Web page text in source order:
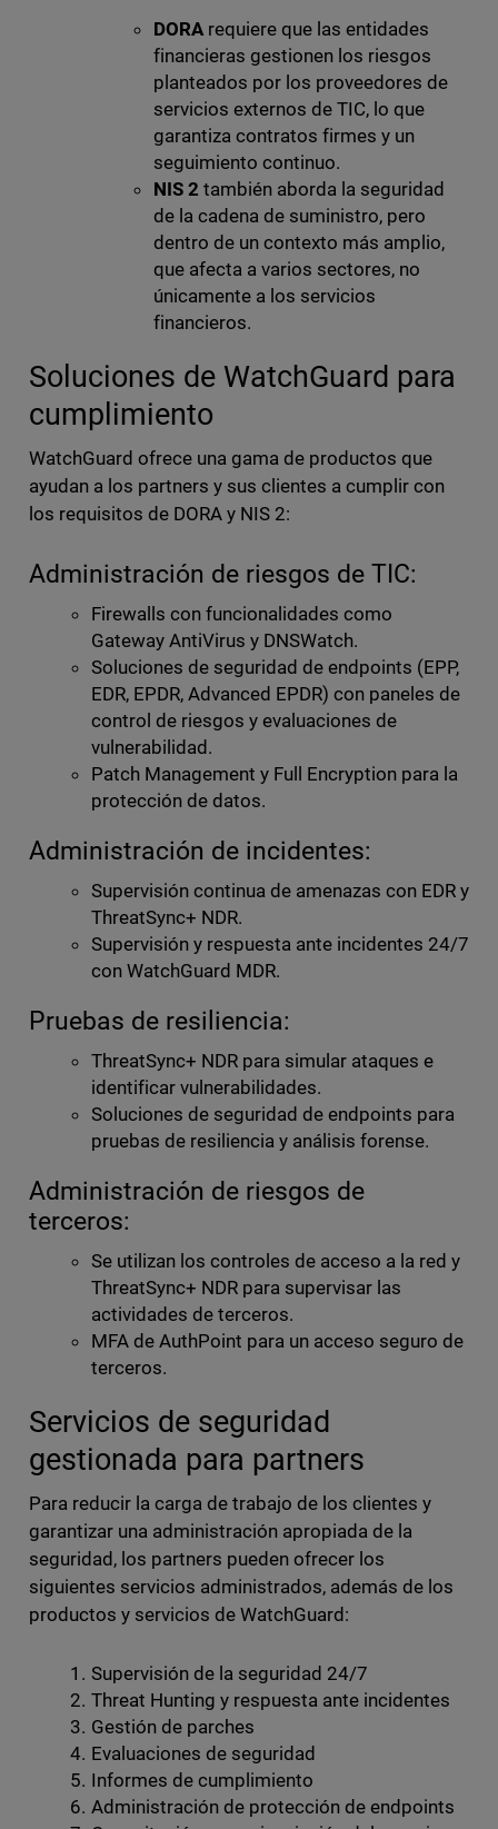
DORArequiere que las entidades
financieras gestionen los riesgos
planteados por los proveedores de
servicios externos de TIC, lo que
garantiza contratos firmes y un
seguimiento continuo.
NIS 2 también aborda la seguridad
de la cadena de suministro, pero
dentro de un contexto más amplio,
que afecta a varios sectores, no
únicamente a los servicios
financieros.
Soluciones de WatchGuard para
cumplimiento
WatchGuard ofrece una gama de productos que
ayudan a los partners y sus clientes a cumplir con
los requisitos de DORA y NIS 2:
Administración de riesgos de TIC:
Firewalls con funcionalidades como
Gateway AntiVirus y DNSWatch.
Soluciones de seguridad de endpoints (EPP,
EDR, EPDR, Advanced EPDR) con paneles de
control de riesgos y evaluaciones de
vulnerabilidad.
Patch Management y Full Encryption para la
protección de datos.
Administración de incidentes:
Supervisión continua de amenazas con EDR y
ThreatSync+ NDR.
Supervisión y respuesta ante incidentes 24/7
con WatchGuard MDR.
Pruebas de resiliencia:
ThreatSync+ NDR para simular ataques e
identificar vulnerabilidades.
Soluciones de seguridad de endpoints para
pruebas de resiliencia y análisis forense.
Administración de riesgos de
terceros:
Se utilizan los controles de acceso a la red y
ThreatSync+ NDR para supervisar las
actividades de terceros.
MFA de AuthPoint para un acceso seguro de
terceros.
Servicios de seguridad
gestionada para partners
Para reducir la carga de trabajo de los clientes y
garantizar una administración apropiada de la
seguridad, los partners pueden ofrecer los
siguientes servicios administrados, además de los
productos y servicios de WatchGuard:
Supervisión de la seguridad 24/7
Threat Hunting y respuesta ante incidentes
Gestión de parches
Evaluaciones de seguridad
Informes de cumplimiento
Administración de protección de endpoints